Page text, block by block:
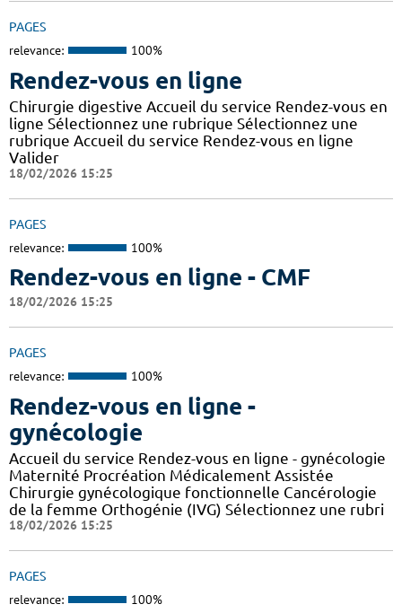
PAGES
relevance: 100%
Rendez-vous en ligne
Chirurgie digestive Accueil du service Rendez-vous en
ligne Sélectionnez une rubrique Sélectionnez une
rubrique Accueil du service Rendez-vous en ligne
Valider
18/02/2026 15:25
PAGES
relevance: 100%
Rendez-vous en ligne - CMF
18/02/2026 15:25
PAGES
relevance: 100%
Rendez-vous en ligne -
gynécologie
Accueil du service Rendez-vous en ligne - gynécologie
Maternité Procréation Médicalement Assistée
Chirurgie gynécologique fonctionnelle Cancérologie
de la femme Orthogénie (IVG) Sélectionnez une rubri
18/02/2026 15:25
PAGES
relevance: 100%